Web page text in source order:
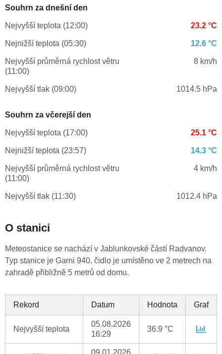
Souhrn za dnešní den
Nejvyšší teplota (12:00) 23.2 °C
Nejnižší teplota (05:30) 12.6 °C
Nejvyšší průměrná rychlost větru
(11:00)
8 km/h
Nejvyšší tlak (09:00) 1014.5 hPa
Souhrn za včerejší den
Nejvyšší teplota (17:00) 25.1 °C
Nejnižší teplota (23:57) 14.3 °C
Nejvyšší průměrná rychlost větru
(11:00)
4 km/h
Nejvyšší tlak (11:30) 1012.4 hPa
O stanici
Meteostanice se nachází v Jablunkovské částí Radvanov.
Typ stanice je Garni 940, čidlo je umístěno ve 2 metrech na
zahradě přibližně 5 metrů od domu.
Rekord Datum Hodnota Graf
Nejvyšší teplota
05.08.2026
16:29
36.9 °C